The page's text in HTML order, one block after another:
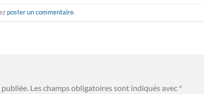
poster un commentaire.
publiée. Les champs obligatoires sont indiqués avec *